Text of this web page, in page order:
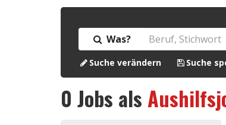
Was?
Suche verändern Suche
0 Jobs als